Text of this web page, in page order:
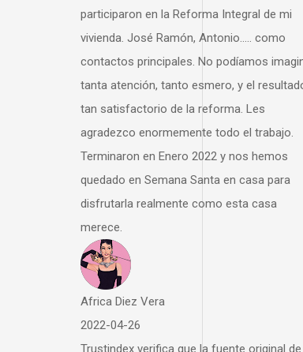
participaron en la Reforma Integral de mi
vivienda. José Ramón, Antonio..... como
contactos principales. No podíamos imaginar
tanta atención, tanto esmero, y el resultado
tan satisfactorio de la reforma. Les
agradezco enormemente todo el trabajo.
Terminaron en Enero 2022 y nos hemos
quedado en Semana Santa en casa para
disfrutarla realmente como esta casa
Africa Diez Vera
Trustindex verifica que la fuente original de la